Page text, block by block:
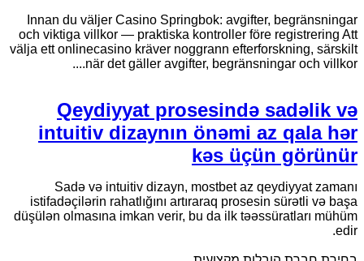
Innan du väljer Casino Springbok: avgifter, begränsningar
och viktiga villkor — praktiska kontroller före registrering Att
välja ett onlinecasino kräver noggrann efterforskning, särskilt
när det gäller avgifter, begränsningar och villkor....
Qeydiyyat prosesində sadəlik və
intuitiv dizaynın önəmi az qala hər
kəs üçün görünür
Sadə və intuitiv dizayn, mostbet az qeydiyyat zamanı
istifadəçilərin rahatlığını artıraraq prosesin sürətli və başa
düşülən olmasına imkan verir, bu da ilk təəssüratları mühüm
edir.